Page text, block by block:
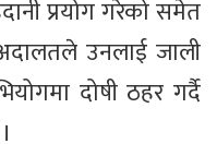
प्रयोग गरेको समेत
उनलाई जाली
दोषी ठहर गर्दै